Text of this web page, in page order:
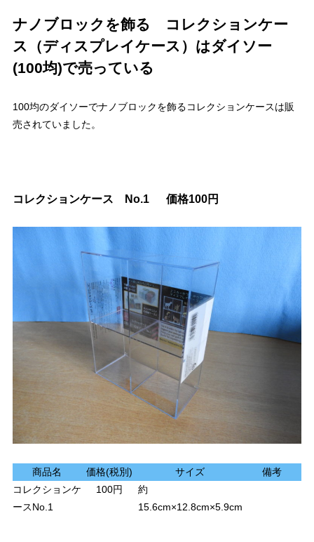
ナノブロックを飾る コレクションケー
ス（ディスプレイケース）はダイソー
(100均)で売っている
100均のダイソーでナノブロックを飾るコレクションケースは販
売されていました。
コレクションケース No.1 価格100円
商品名 価格(税別) サイズ
備考
コレクションケ
ースNo.1
100円
約
15.6cm×12.8cm×5.9cm